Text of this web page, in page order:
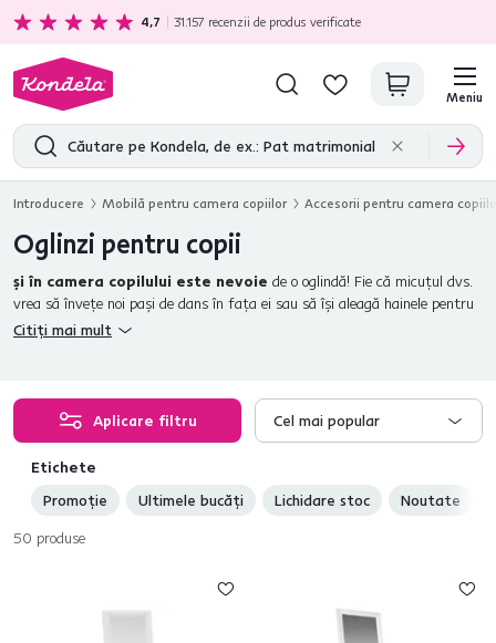
Cadou gratuitpentru fiecare achiziție în valoare de minim 1000 lei.
4,7 31.157 recenzii de produs verificate
Meniu
Introducere Mobilă pentru camera copiilor Accesorii pentru camera
Oglinzi pentru copii
şi în camera copilului este nevoie de o oglindă! Fie că micuţul dvs.
vrea să înveţe noi paşi de dans în faţa ei sau să îşi aleagă hainele pentru
şcoală, în faţa oglinzii poate fi cu adevărat el însuşi. Pentru a pregăti cel
ovală, cu o ramă decorativă sau linii simple.
Citiți mai mult
Aplicare filtru Cel mai popular
Etichete
Promoție
Ultimele bucăți Lichidare stoc
Noutate
50 produse